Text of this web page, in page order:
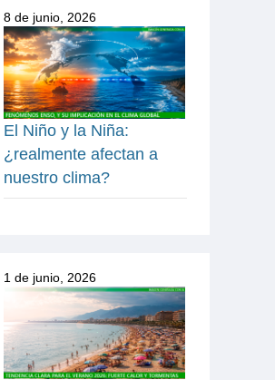
8 de junio, 2026
El Niño y la Niña:
¿realmente afectan a
nuestro clima?
1 de junio, 2026